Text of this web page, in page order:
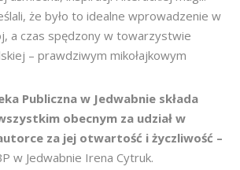
że było to idealne wprowadzenie w
a czas spędzony w towarzystwie
– prawdziwym mikołajkowym
Publiczna w Jedwabnie składa
obecnym za udział w
za jej otwartość i życzliwość –
w Jedwabnie Irena Cytruk.